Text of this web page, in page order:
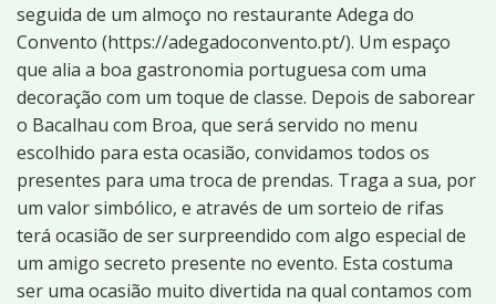
seguida de um almoço no restaurante Adega do
Convento (https://adegadoconvento.pt/). Um espaço
que alia a boa gastronomia portuguesa com uma
decoração com um toque de classe. Depois de saborear
o Bacalhau com Broa, que será servido no menu
escolhido para esta ocasião, convidamos todos os
presentes para uma troca de prendas. Traga a sua, por
um valor simbólico, e através de um sorteio de rifas
terá ocasião de ser surpreendido com algo especial de
um amigo secreto presente no evento. Esta costuma
ser uma ocasião muito divertida na qual contamos com